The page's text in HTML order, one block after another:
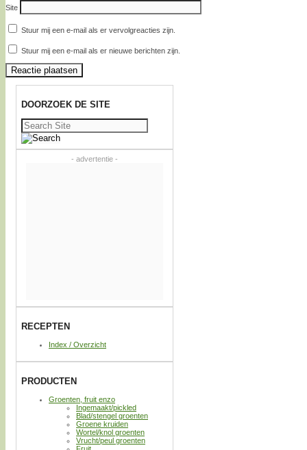
Site
Stuur mij een e-mail als er vervolgreacties zijn.
Stuur mij een e-mail als er nieuwe berichten zijn.
DOORZOEK DE SITE
Zoeken
naar:
- advertentie -
RECEPTEN
Index / Overzicht
PRODUCTEN
Groenten, fruit enzo
Ingemaakt/pickled
Blad/stengel groenten
Groene kruiden
Wortel/knol groenten
Vrucht/peul groenten
Fruit